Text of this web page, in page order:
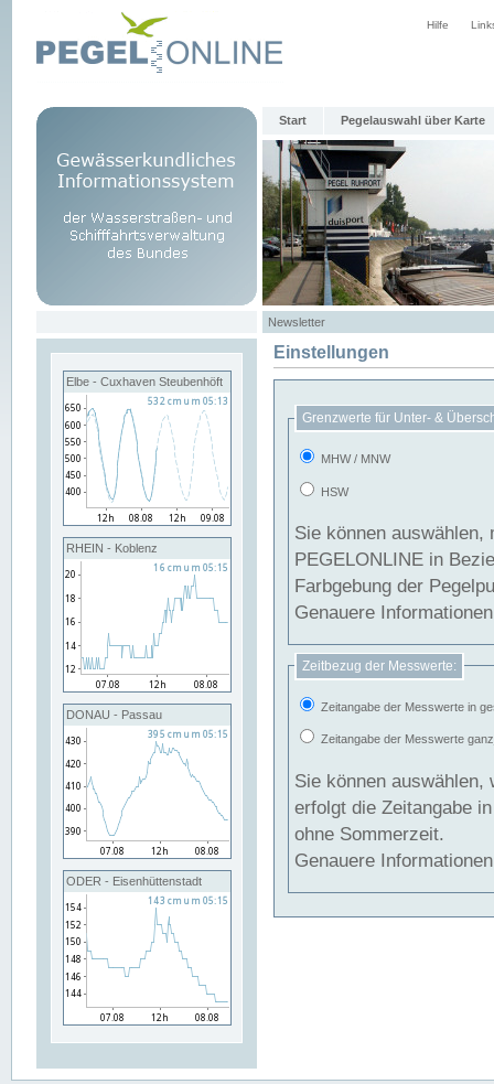
Hilfe
Start Pegelauswahl über Karte
Newsletter
Elbe - Cuxhaven Steubenhöft
RHEIN - Koblenz
DONAU - Passau
ODER - Eisenhüttenstadt
Einstellungen
Grenzwerte für Unter- &
MHW / MNW
HSW
Sie können
PEGELONLINE in Beziehung
Farbgebung der
Genauere
Zeitbezug der Messwerte:
Zeitangabe der Messwerte in
Zeitangabe der Messwerte
Sie können auswählen,
erfolgt die Zeitangabe
ohne Sommerzeit.
Genauere